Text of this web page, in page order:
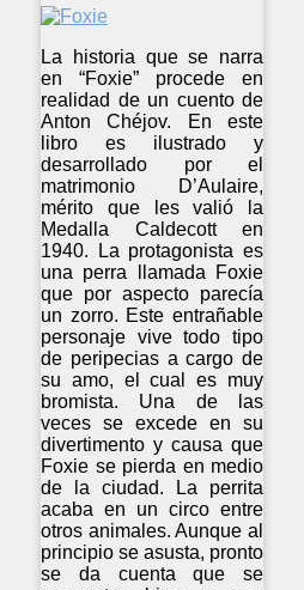
La historia que se narra
en “Foxie” procede en
realidad de un cuento de
Anton Chéjov. En este
libro es ilustrado y
desarrollado por el
matrimonio D’Aulaire,
mérito que les valió la
Medalla Caldecott en
1940. La protagonista es
una perra llamada Foxie
que por aspecto parecía
un zorro. Este entrañable
personaje vive todo tipo
de peripecias a cargo de
su amo, el cual es muy
bromista. Una de las
veces se excede en su
divertimento y causa que
Foxie se pierda en medio
de la ciudad. La perrita
acaba en un circo entre
otros animales. Aunque al
principio se asusta, pronto
se da cuenta que se